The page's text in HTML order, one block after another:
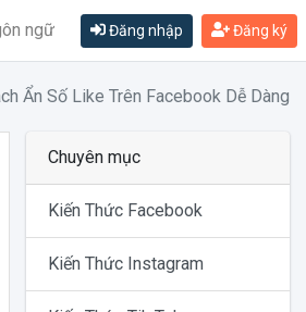
ngữ Đăng nhập Đăng ký
Ẩn Số Like Trên Facebook Dễ Dàng
Chuyên mục
Kiến Thức Facebook
Kiến Thức Instagram